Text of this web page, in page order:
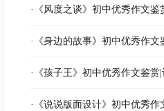
·《风度之谈》初中优秀作文鉴
·《身边的故事》初中优秀作文
·《孩子王》初中优秀作文鉴赏|
·《说说版面设计》初中优秀作